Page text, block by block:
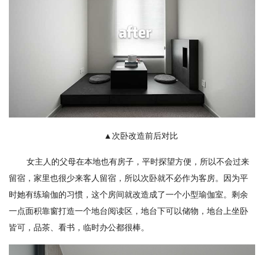
▲次卧改造前后对比
女主人的父母在本地也有房子，平时探望方便，所以不会过来
留宿，家里也很少来客人留宿，所以次卧就不必作为客房。因为平
时她有练瑜伽的习惯，这个房间就改造成了一个小型瑜伽室。剩余
一点面积靠窗打造一个地台阅读区，地台下可以储物，地台上坐卧
皆可，品茶、看书，临时办公都很棒。